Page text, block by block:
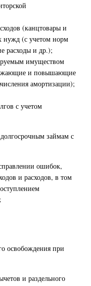
(канцтовары и
нужд (с учетом норм
расходы и др.);
имуществом
и повышающие
амортизации);
с учетом
займам с
ошибок,
и расходов, в том
освобождения при
и раздельного